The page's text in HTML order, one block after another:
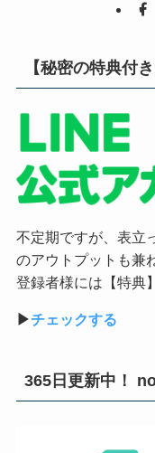
【秘密の特典付
不定期ですが、表立
のアウトプットも兼
登録者様には【特典
▶︎チェックする
365日更新中！